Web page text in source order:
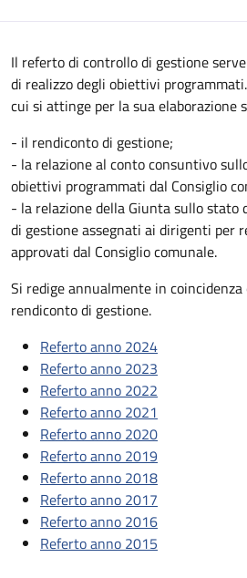
Descrizione
Il referto di controllo di gestione
di realizzo degli obiettivi
cui si attinge per la sua elaborazione
- il rendiconto di gestione;
- la relazione al conto consuntivo
obiettivi programmati dal Consiglio
- la relazione della Giunta sullo stato
di gestione assegnati ai dirigenti per
approvati dal Consiglio comunale.
Si redige annualmente in
rendiconto di gestione.
Referto anno 2024
Referto anno 2023
Referto anno 2022
Referto anno 2021
Referto anno 2020
Referto anno 2019
Referto anno 2018
Referto anno 2017
Referto anno 2016
Referto anno 2015